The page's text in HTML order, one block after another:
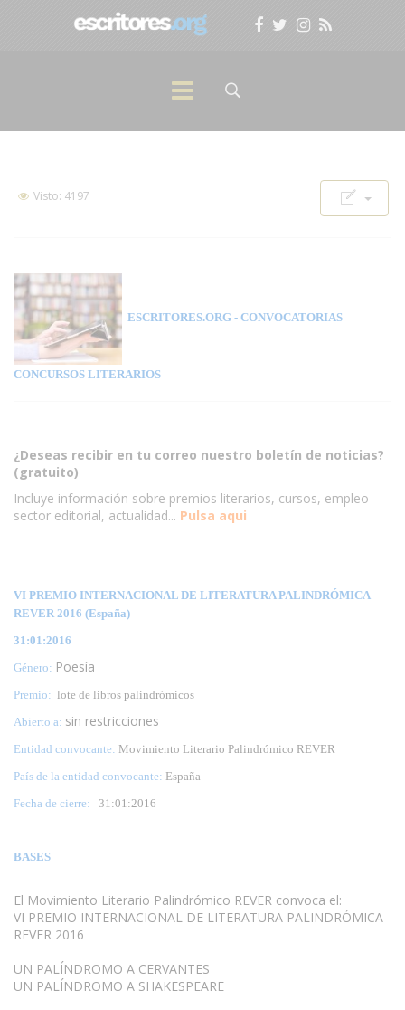
Visto: 4197
ESCRITORES.ORG - CONVOCATORIAS
CONCURSOS LITERARIOS
¿Deseas recibir en tu correo nuestro boletín de noticias?
(gratuito)
Incluye información sobre premios literarios, cursos, empleo
sector editorial, actualidad... Pulsa aqui
VI PREMIO INTERNACIONAL DE LITERATURA PALINDRÓMICA
REVER 2016 (España)
31:01:2016
Género: Poesía
Premio: lote de libros palindrómicos
Abierto a: sin restricciones
Entidad convocante: Movimiento Literario Palindrómico REVER
País de la entidad convocante: España
Fecha de cierre: 31 :01:2016
BASES
El Movimiento Literario Palindrómico REVER convoca el:
VI PREMIO INTERNACIONAL DE LITERATURA PALINDRÓMICA
REVER 2016
UN PALÍNDROMO A CERVANTES
UN PALÍNDROMO A SHAKESPEARE